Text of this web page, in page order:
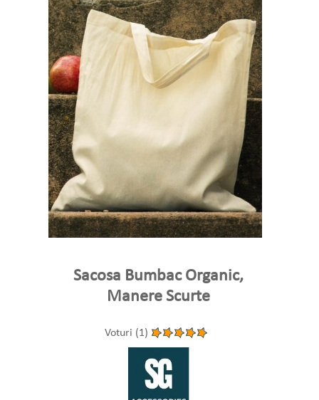
Sacosa Bumbac Organic,
Manere Scurte
Voturi (1)